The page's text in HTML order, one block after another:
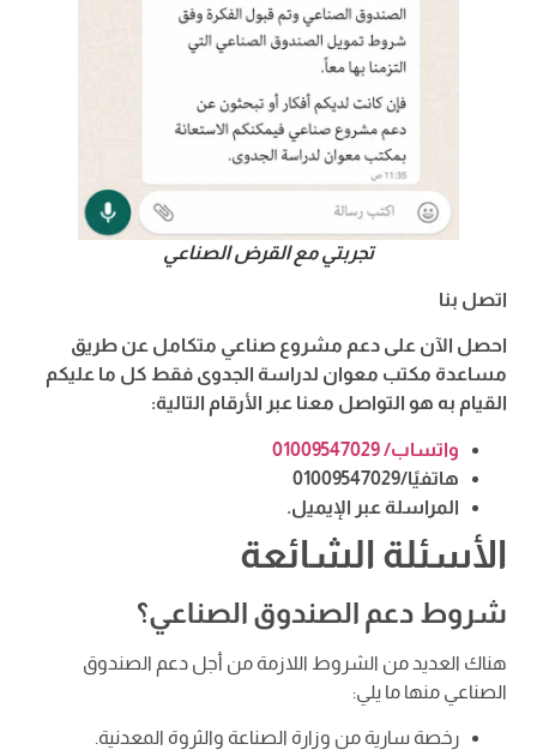
تجربتي مع القرض الصناعي
اتصل بنا
احصل الآن على دعم مشروع صناعي متكامل عن طريق
مساعدة مكتب معوان لدراسة الجدوى فقط كل ما عليكم
القيام به هو التواصل معنا عبر الأرقام التالية:
واتساب/ 01009547029
هاتفيًا/01009547029
المراسلة عبر الإيميل.
الأسئلة الشائعة
شروط دعم الصندوق الصناعي؟
هناك العديد من الشروط اللازمة من أجل دعم الصندوق
الصناعي منها ما يلي:
رخصة سارية من وزارة الصناعة والثروة المعدنية.